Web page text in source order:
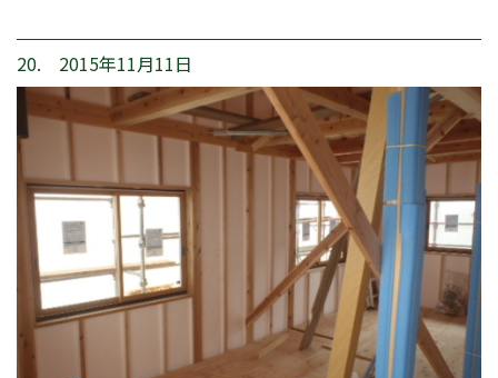
20. 2015年11月11日